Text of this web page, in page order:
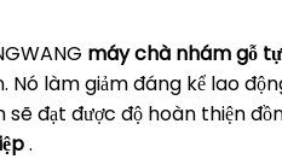
máy chà nhám gỗ
Nó làm giảm đáng kể lao
sẽ đạt được độ hoàn thiện
.